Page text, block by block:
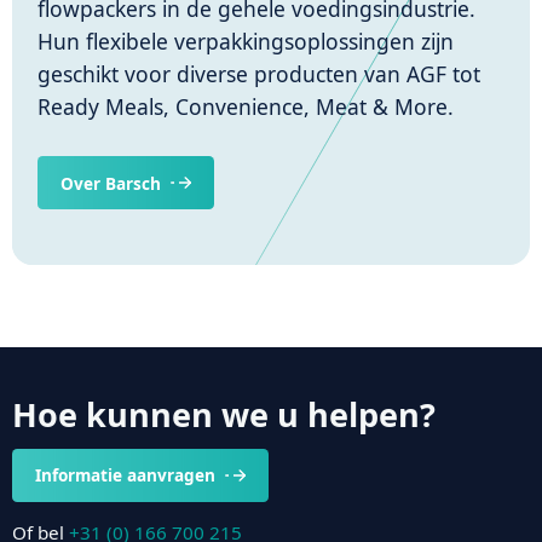
flowpackers in de gehele voedingsindustrie.
Hun flexibele verpakkingsoplossingen zijn
geschikt voor diverse producten van AGF tot
Ready Meals, Convenience, Meat & More.
Over Barsch
Hoe kunnen we u helpen?
Informatie aanvragen
Of bel +31 (0) 166 700 215